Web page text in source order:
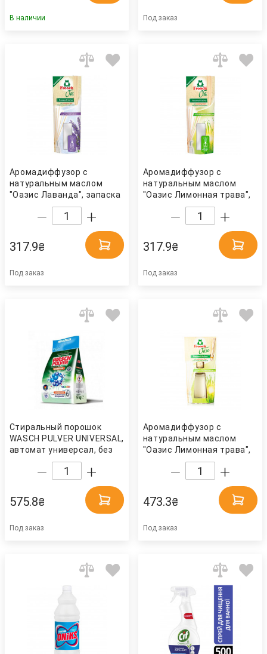
В наличии Под заказ
Аромадиффузор с
натуральным маслом
"Оазис Лаванда", запаска
90мл+ палочки
(4001499914607) Frosch
317.9₴
Под заказ
Аромадиффузор с
натуральным маслом
"Оазис Лимонная трава",
запаска 90мл+ палочки
(4001499116896) Frosch
317.9₴
Под заказ
Стиральный порошок
WASCH PULVER UNIVERSAL,
автомат универсал, без
фосфатов, 9кг. WASCH
PULVER
575.8₴
Под заказ
Аромадиффузор с
натуральным маслом
"Оазис Лимонная трава",
флакон 90мл+ палочки
(9001531970498) Frosch
473.3₴
Под заказ